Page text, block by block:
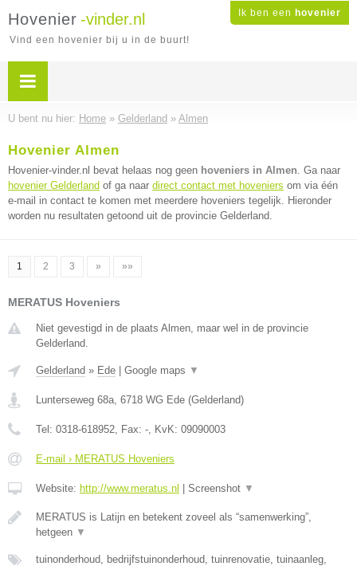
Ik ben een hovenier
Hovenier -vinder.nl
Vind een hovenier bij u in de buurt!
U bent nu hier: Home » Gelderland » Almen
Hovenier Almen
Hovenier-vinder.nl bevat helaas nog geen hoveniers in Almen. Ga naar
hovenier Gelderland of ga naar direct contact met hoveniers om via één
e-mail in contact te komen met meerdere hoveniers tegelijk. Hieronder
worden nu resultaten getoond uit de provincie Gelderland.
1 2 3 » »»
MERATUS Hoveniers
Niet gevestigd in de plaats Almen, maar wel in de provincie
Gelderland.
Gelderland » Ede Google maps ▼
Lunterseweg 68a, 6718 WG Ede (Gelderland)
Tel: 0318-618952, Fax: -, KvK: 09090003
E-mail › MERATUS Hoveniers
Website: http://www.meratus.nl Screenshot ▼
MERATUS is Latijn en betekent zoveel als “samenwerking”,
hetgeen ▼
tuinonderhoud, bedrijfstuinonderhoud, tuinrenovatie, tuinaanleg,